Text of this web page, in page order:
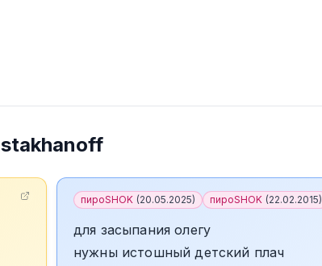
stakhanoff
пироSHOK (20.05.2025) пироSHOK (22.02.2015)
для засыпания олегу
нужны истошный детский плач